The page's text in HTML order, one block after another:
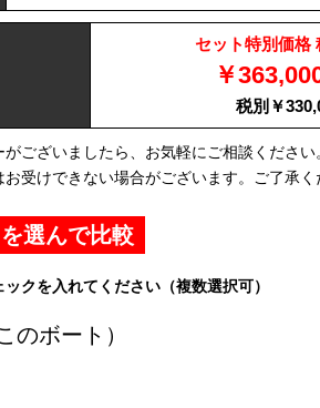
セット特別価格
￥
税別￥
ございましたら、お気軽にご相談ください
受けできない場合がございます。ご了承く
選んで比較
クを入れてください（複数選択可）
のボート）